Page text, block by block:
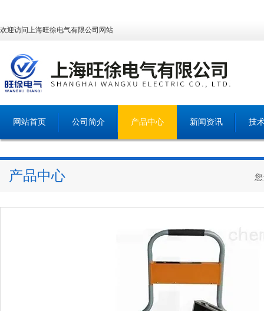
欢迎访问上海旺徐电气有限公司网站
网站首页 公司简介 产品中心 新闻资讯 技
产品中心